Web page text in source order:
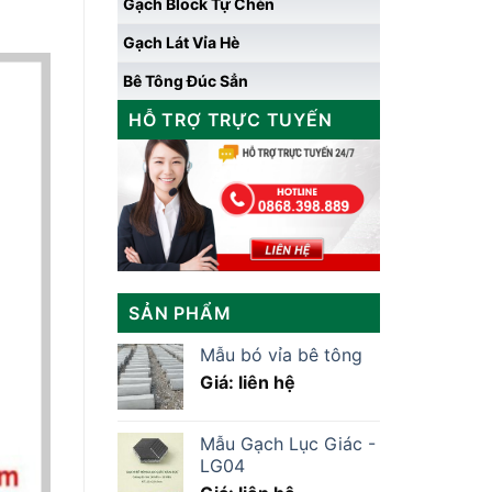
Gạch Block Tự Chèn
Gạch Lát Vỉa Hè
Bê Tông Đúc Sẳn
HỖ TRỢ TRỰC TUYẾN
SẢN PHẨM
Mẫu bó vỉa bê tông
Giá: liên hệ
Mẫu Gạch Lục Giác -
LG04